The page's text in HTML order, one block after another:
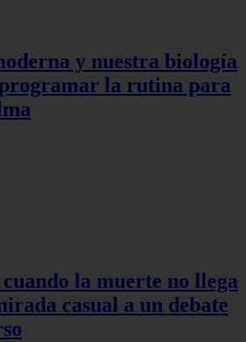
y nuestra biología
la rutina para
la muerte no llega
casual a un debate